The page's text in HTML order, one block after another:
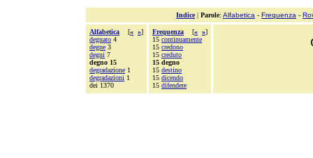
Indice| Parole: Alfabetica - Frequenza -
Alfabetica [« »]
degnato 4
degne 3
degni 7
degno 15
degradazione 1
degradazioni 1
dei 1370
Frequenza [« »]
15 continuamente
15 credono
15 creduto
15 degno
15 destino
15 dicendo
15 difendere